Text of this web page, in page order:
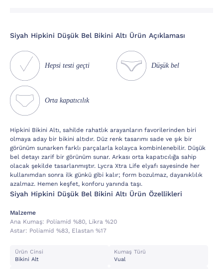
Si̇yah Hipkini Düşük Bel Bikini Altı Ürün Açıklaması
Hepsi testi geçti Düşük bel
Orta kapatıcılık
Hipkini Bikini Altı, sahilde rahatlık arayanların favorilerinden biri
olmaya aday bir bikini altıdır. Düz renk tasarımı sade ve şık bir
görünüm sunarken farklı parçalarla kolayca kombinlenebilir. Düşük
bel detayı zarif bir görünüm sunar. Arkası orta kapatıcılığa sahip
olacak şekilde tasarlanmıştır. Lycra Xtra Life elyafı sayesinde her
kullanımdan sonra ilk günkü gibi kalır; form bozulmaz, dayanıklılık
azalmaz. Hemen keşfet, konforu yanında taşı.
Si̇yah Hipkini Düşük Bel Bikini Altı Ürün Özellikleri
Malzeme
Ana Kumaş: Poli̇ami̇d %80, Li̇kra %20
Astar: Poli̇ami̇d %83, Elastan %17
Ürün Cinsi
Bikini Alt
Kumaş Türü
Vual